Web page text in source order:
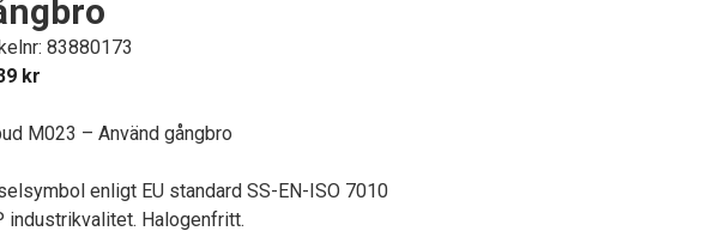
83880173
kr
M023 – Använd gångbro
enligt EU standard SS-EN-ISO 7010
industrikvalitet. Halogenfritt.